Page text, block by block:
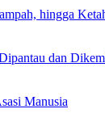
hingga
dan
Manusia